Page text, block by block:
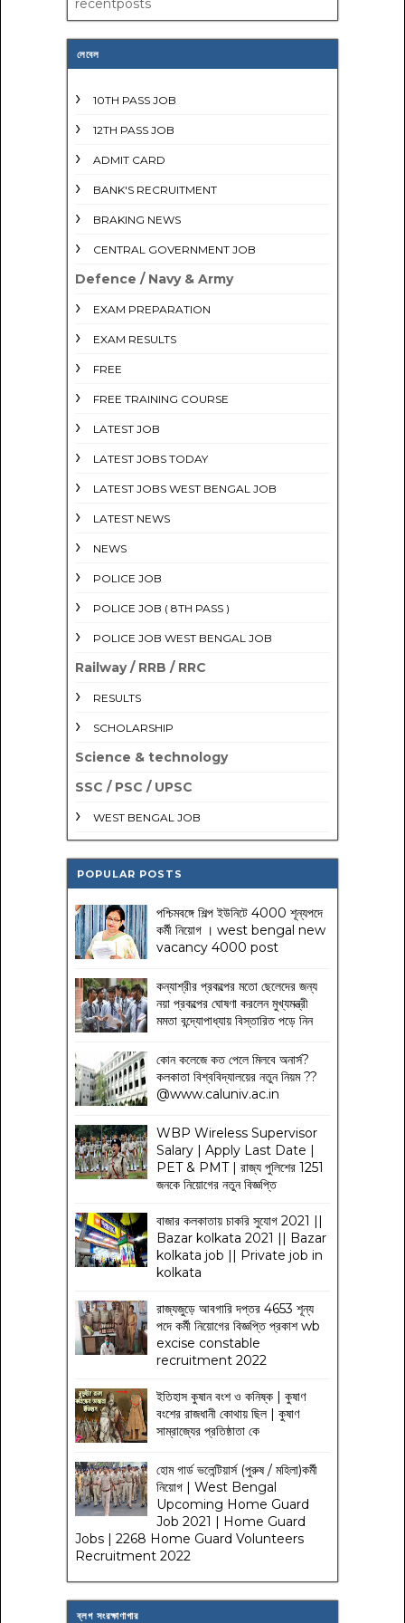
recentposts
লেবেল
10TH PASS JOB
12TH PASS JOB
ADMIT CARD
BANK'S RECRUITMENT
BRAKING NEWS
CENTRAL GOVERNMENT JOB
Defence / Navy & Army
EXAM PREPARATION
EXAM RESULTS
FREE
FREE TRAINING COURSE
LATEST JOB
LATEST JOBS TODAY
LATEST JOBS WEST BENGAL JOB
LATEST NEWS
NEWS
POLICE JOB
POLICE JOB ( 8TH PASS )
POLICE JOB WEST BENGAL JOB
Railway / RRB / RRC
RESULTS
SCHOLARSHIP
Science & technology
SSC / PSC / UPSC
WEST BENGAL JOB
POPULAR POSTS
পশ্চিমবঙ্গে শিল্প ইউনিটে 4000 শূন্যপদে
কর্মী নিয়োগ । west bengal new
vacancy 4000 post
কন্যাশ্রীর প্রকল্পের মতো ছেলেদের জন্য
নয়া প্রকল্পের ঘোষণা করলেন মুখ্যমন্ত্রী
মমতা বন্দ্যোপাধ্যায় বিস্তারিত পড়ে নিন
কোন কলেজে কত পেলে মিলবে অনার্স?
কলকাতা বিশ্ববিদ্যালয়ের নতুন নিয়ম??
@www.caluniv.ac.in
WBP Wireless Supervisor
Salary | Apply Last Date |
PET & PMT | রাজ্য পুলিশের 1251
জনকে নিয়োগের নতুন বিজ্ঞপ্তি
বাজার কলকাতায় চাকরি সুযোগ 2021 ||
Bazar kolkata 2021 || Bazar
kolkata job || Private job in
kolkata
রাজ্যজুড়ে আবগারি দপ্তর 4653 শূন্য
পদে কর্মী নিয়োগের বিজ্ঞপ্তি প্রকাশ wb
excise constable
recruitment 2022
ইতিহাস কুষান বংশ ও কনিষ্ক | কুষাণ
বংশের রাজধানী কোথায় ছিল | কুষাণ
সাম্রাজ্যের প্রতিষ্ঠাতা কে
হোম গার্ড ভলেন্টিয়ার্স (পুরুষ / মহিলা)কর্মী
নিয়োগ | West Bengal
Upcoming Home Guard
Job 2021 | Home Guard
Jobs | 2268 Home Guard Volunteers
Recruitment 2022
ব্লগ সংরক্ষাণাগার